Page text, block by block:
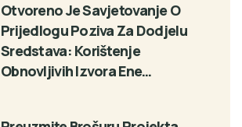
Otvoreno Je Savjetovanje O
Prijedlogu Poziva Za Dodjelu
Sredstava: Korištenje
Obnovljivih Izvora Ene…